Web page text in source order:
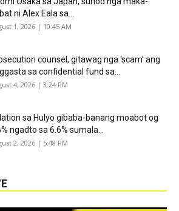
ni Alex Eala sa...
1, 2026 | 10:45 AM
counsel, gitawag nga ‘scam’ ang
sa confidential fund sa...
4, 2026 | 3:24 PM
sa Hulyo gibaba-banang moabot og
ngadto sa 6.6% sumala...
2, 2026 | 5:48 PM